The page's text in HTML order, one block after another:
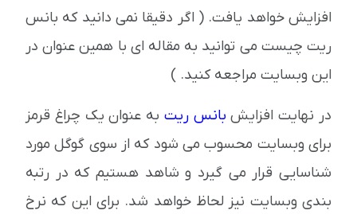
افزایش خواهد یافت. ( اگر دقیقا نمی دانید که بانس
ریت چیست می توانید به مقاله ای با همین عنوان در
این وبسایت مراجعه کنید. )
در نهایت افزایش بانس ریت به عنوان یک چراغ قرمز
برای وبسایت محسوب می شود که از سوی گوگل مورد
شناسایی قرار می گیرد و شاهد هستیم که در رتبه
بندی وبسایت نیز لحاظ خواهد شد. برای این که نرخ